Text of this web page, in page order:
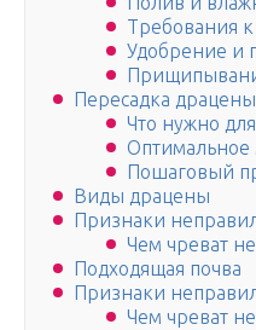
Требования к
Удобрение и
Пересадка
Что нужно
Оптимальное
Пошаговый
Виды драцены
Признаки
Чем чреват
Подходящая почва
Признаки
Чем чреват